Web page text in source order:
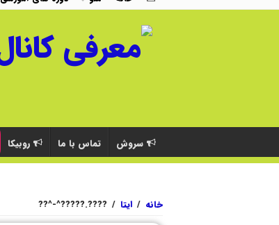
سروش تماس با ما روبیکا
خانه / ایتا /
????.?????^-^??